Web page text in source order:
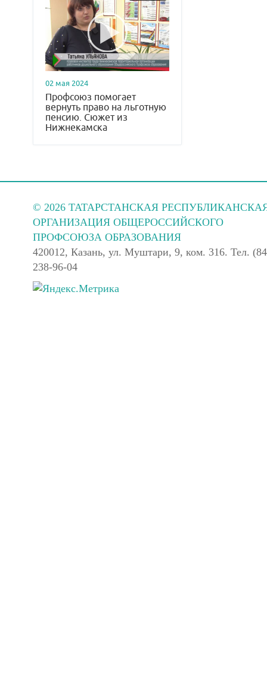
02 мая 2024
Профсоюз помогает
вернуть право на льготную
пенсию. Сюжет из
Нижнекамска
© 2026 ТАТАРСТАНСКАЯ
ОРГАНИЗАЦИЯ ОБЩЕРОССИЙСКОГО
ПРОФСОЮЗА ОБРАЗОВАНИЯ
420012, Казань, ул. Муштари, 9, ком. 316. Тел.
238-96-04